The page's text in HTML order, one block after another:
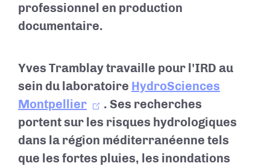
professionnel en production
documentaire.
Yves Tramblaytravaille pour l'IRD au
sein du laboratoire HydroSciences
Montpellier
. Ses recherches
portent sur les risques hydrologiques
dans la région méditerranéenne tels
que les fortes pluies, les inondations